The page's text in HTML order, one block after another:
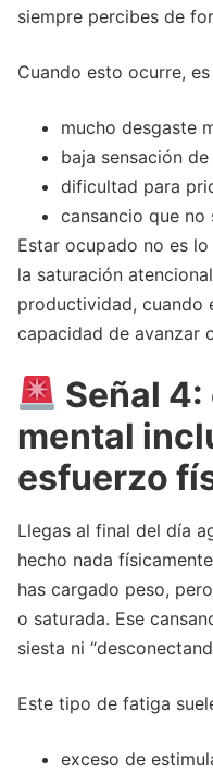
siempre percibes de
Cuando esto ocurre,
mucho desgaste
baja sensación
dificultad para
cansancio que
Estar ocupado no es
la saturación
productividad, cuando
capacidad de avanzar
Señal
mental
esfuerzo
Llegas al final del día
hecho nada
has cargado peso,
o saturada. Ese
siesta ni
Este tipo de fatiga
exceso de